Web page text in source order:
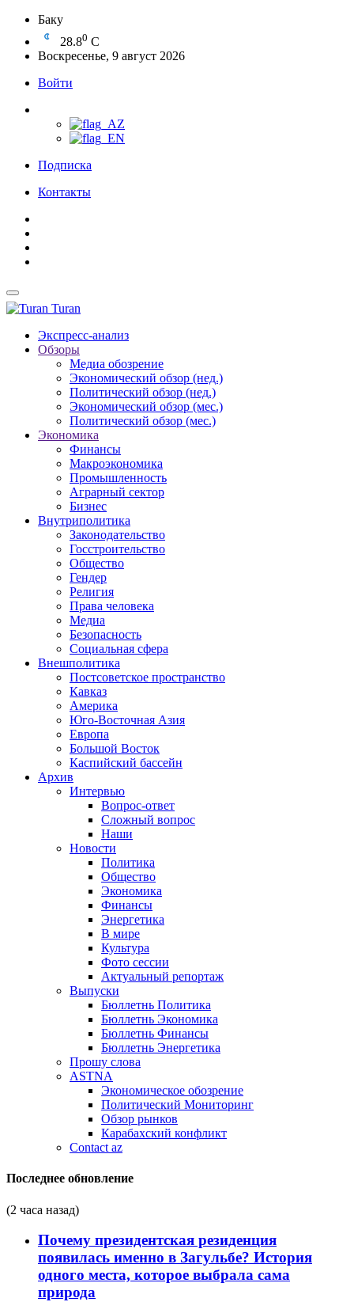
Баку
28.80 C
Воскресенье, 9 август 2026
Войти
Подписка
Контакты
Turan
Экспресс-анализ
Обзоры
Медиа обозрение
Экономический обзор (нед.)
Политический обзор (нед.)
Экономический обзор (мес.)
Политический обзор (мес.)
Экономика
Финансы
Макроэкономика
Промышленность
Аграрный сектор
Бизнес
Внутриполитика
Законодательство
Госстроительство
Общество
Гендер
Религия
Права человека
Медиа
Безопасность
Социальная сфера
Внешполитика
Постсоветское пространство
Кавказ
Америка
Юго-Восточная Азия
Европа
Большой Восток
Каспийский бассейн
Архив
Интервью
Вопрос-ответ
Сложный вопрос
Наши
Новости
Политика
Общество
Экономика
Финансы
Энергетика
В мире
Культура
Фото сессии
Актуальный репортаж
Выпуски
Бюллетнь Политика
Бюллетнь Экономика
Бюллетнь Финансы
Бюллетнь Энергетика
Прошу слова
ASTNA
Экономическое обозрение
Политический Мониторинг
Обзор рынков
Карабахский конфликт
Contact az
Последнее обновление
(2 часа назад)
Почему президентская резиденция
появилась именно в Загульбе? История
одного места, которое выбрала сама
природа